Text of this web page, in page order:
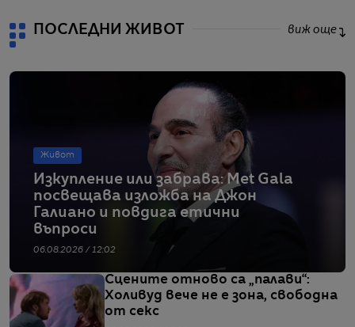
ПОСЛЕДНИ ЖИВОТ виж още
Живот
Изкупление или забрава: Met Gala
посвещава изложба на Джон
Галиано и повдига етични
въпроси
06.08.2026 / 12:02
Сцените отново са „палави“:
Холивуд вече не е зона, свободна
от секс